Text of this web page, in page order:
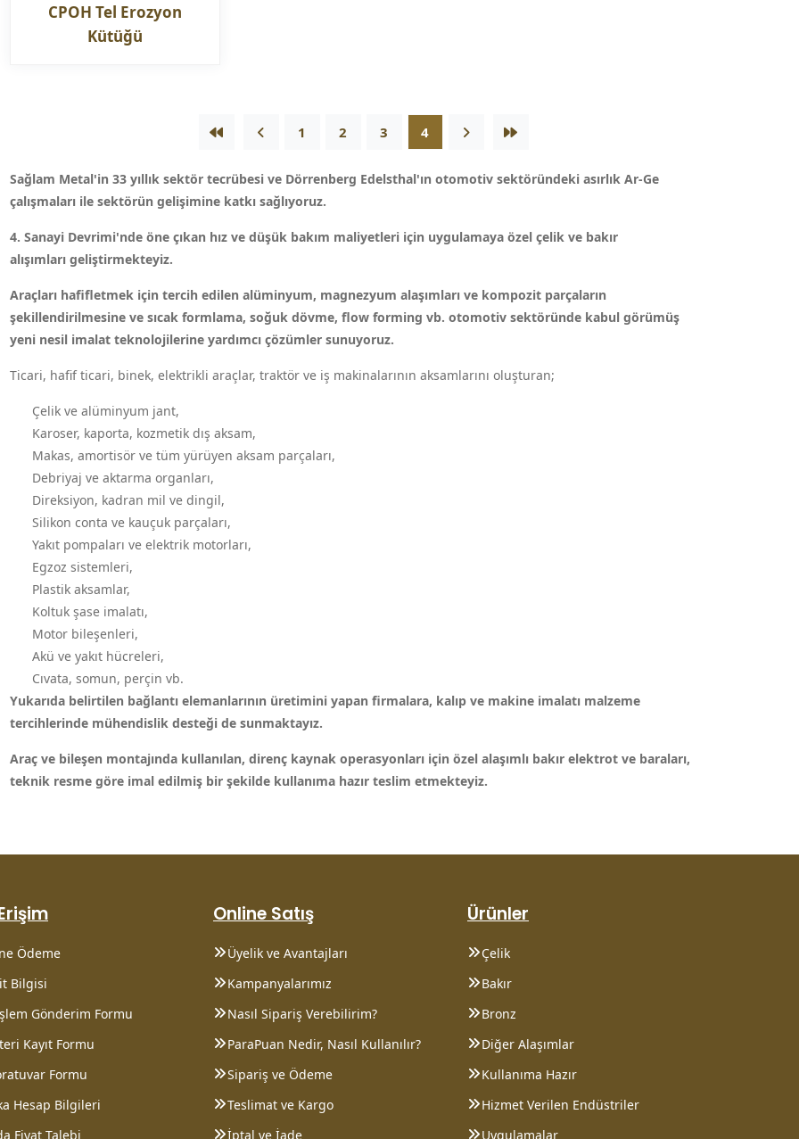
CPOH Tel Erozyon
Kütüğü
1 2 3 4
Sağlam Metal'in 33 yıllık sektör tecrübesi ve Dörrenberg Edelsthal'ın otomotiv sektöründeki asırlık Ar-Ge
çalışmaları ile sektörün gelişimine katkı sağlıyoruz.
4. Sanayi Devrimi'nde öne çıkan hız ve düşük bakım maliyetleri için uygulamaya özel çelik ve bakır
alışımları geliştirmekteyiz.
Araçları hafifletmek için tercih edilen alüminyum, magnezyum alaşımları ve kompozit parçaların
şekillendirilmesine ve sıcak formlama, soğuk dövme, flow forming vb. otomotiv sektöründe kabul görümüş
yeni nesil imalat teknolojilerine yardımcı çözümler sunuyoruz.
Ticari, hafif ticari, binek, elektrikli araçlar, traktör ve iş makinalarının aksamlarını oluşturan;
Çelik ve alüminyum jant,
Karoser, kaporta, kozmetik dış aksam,
Makas, amortisör ve tüm yürüyen aksam parçaları,
Debriyaj ve aktarma organları,
Direksiyon, kadran mil ve dingil,
Silikon conta ve kauçuk parçaları,
Yakıt pompaları ve elektrik motorları,
Egzoz sistemleri,
Plastik aksamlar,
Koltuk şase imalatı,
Motor bileşenleri,
Akü ve yakıt hücreleri,
Cıvata, somun, perçin vb.
Yukarıda belirtilen bağlantı elemanlarının üretimini yapan firmalara, kalıp ve makine imalatı malzeme
tercihlerinde mühendislik desteği de sunmaktayız.
Araç ve bileşen montajında kullanılan, direnç kaynak operasyonları için özel alaşımlı bakır elektrot ve baraları,
teknik resme göre imal edilmiş bir şekilde kullanıma hazır teslim etmekteyiz.
Ödeme
Bilgisi
Gönderim Formu
Kayıt Formu
Formu
Hesap Bilgileri
Fiyat Talebi
Online Satış
Üyelik ve Avantajları
Kampanyalarımız
Nasıl Sipariş Verebilirim?
ParaPuan Nedir, Nasıl Kullanılır?
Sipariş ve Ödeme
Teslimat ve Kargo
İptal ve İade
Ürünler
Çelik
Bakır
Bronz
Diğer Alaşımlar
Kullanıma Hazır
Hizmet Verilen Endüstriler
Uygulamalar